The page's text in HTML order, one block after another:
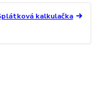
kalkulačka